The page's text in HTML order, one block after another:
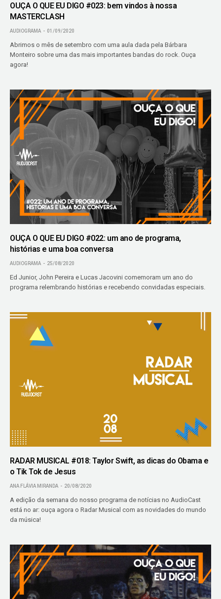
OUÇA O QUE EU DIGO #023: bem vindos à nossa
MASTERCLASH
AUDIOGRAMA 01/09/2020
Abrimos o mês de setembro com uma aula dada pela Bárbara
Monteiro sobre uma das mais importantes bandas do rock. Ouça
agora!
OUÇA O QUE EU DIGO #022: um ano de programa,
histórias e uma boa conversa
AUDIOGRAMA 25/08/2020
Ed Junior, John Pereira e Lucas Jacovini comemoram um ano do
programa relembrando histórias e recebendo convidadas especiais.
RADAR MUSICAL #018: Taylor Swift, as dicas do Obama e
o Tik Tok de Jesus
ANA FLÁVIA MIRANDA 20/08/2020
A edição da semana do nosso programa de notícias no AudioCast
está no ar: ouça agora o Radar Musical com as novidades do mundo
da música!